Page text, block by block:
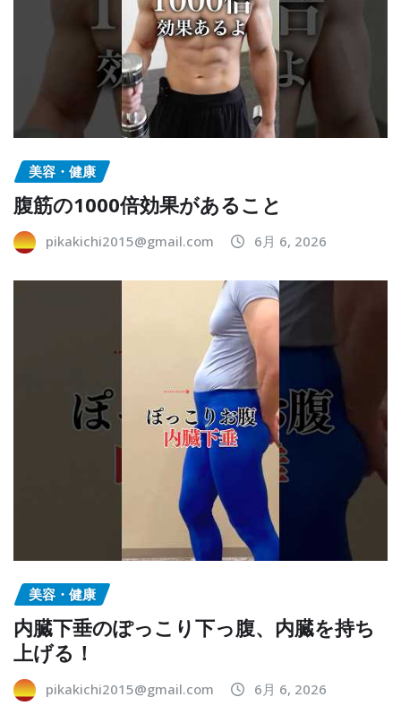
美容・健康
腹筋の1000倍効果があること
pikakichi2015@gmail.com 6月 6, 2026
美容・健康
内臓下垂のぽっこり下っ腹、内臓を持ち
上げる！
pikakichi2015@gmail.com 6月 6, 2026